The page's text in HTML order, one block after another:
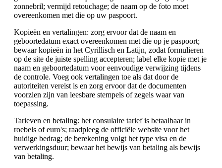
zonnebril; vermijd retouchage; de naam op de foto moet
overeenkomen met die op uw paspoort.
Kopieën en vertalingen: zorg ervoor dat de naam en
geboortedatum exact overeenkomen met die op je paspoort;
bewaar kopieën in het Cyrillisch en Latijn, zodat formulieren
op de site de juiste spelling accepteren; label elke kopie met je
naam en geboortedatum voor eenvoudige verwijzing tijdens
de controle. Voeg ook vertalingen toe als dat door de
autoriteiten vereist is en zorg ervoor dat de documenten
voorzien zijn van leesbare stempels of zegels waar van
toepassing.
Tarieven en betaling: het consulaire tarief is betaalbaar in
roebels of euro's; raadpleeg de officiële website voor het
huidige bedrag; de berekening volgt het type visa en de
verwerkingsduur; bewaar het bewijs van betaling als bewijs
van betaling.